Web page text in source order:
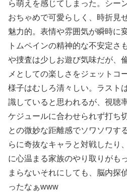
ら萌えを感じてしまった。シー
おちゃめで可愛らしく、時折見
魅力的。表情や雰囲気が瞬時に
トムペインの精神的な不安定さ
や捜査は少しお遊び気味だが、
メとしての楽しさをジェットコ
様子はむしろ清々しい。ラスト
識していると思われるが、視聴
ケジュールに合わせられず打ち
との微妙な距離感でソワソワす
らに奇抜なキャラと対戦したり
に心温まる家族のやり取りがも
まらないそれにしても、脳内探
ったなぁwww